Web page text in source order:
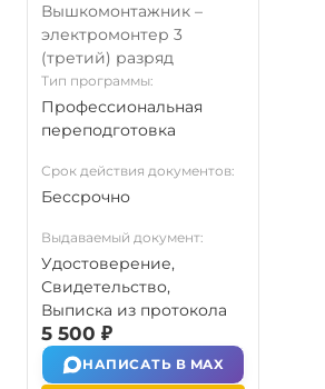
Вышкомонтажник –
электромонтер 3
(третий) разряд
Тип программы:
Профессиональная
переподготовка
Срок действия документов:
Бессрочно
Выдаваемый документ:
Удостоверение,
Свидетельство,
Выписка из протокола
5 500 ₽
НАПИСАТЬ В MAX